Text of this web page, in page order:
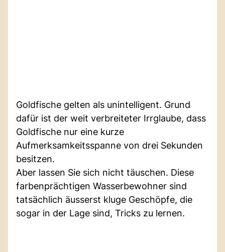
Goldfische gelten als unintelligent. Grund
dafür ist der weit verbreiteter Irrglaube, dass
Goldfische nur eine kurze
Aufmerksamkeitsspanne von drei Sekunden
besitzen.
Aber lassen Sie sich nicht täuschen. Diese
farbenprächtigen Wasserbewohner sind
tatsächlich äusserst kluge Geschöpfe, die
sogar in der Lage sind, Tricks zu lernen.